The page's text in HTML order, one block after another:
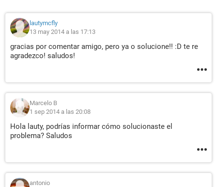
lautymcfly
13 may 2014 a las 17:13
gracias por comentar amigo, pero ya o solucione!! :D te re
agradezco! saludos!
Marcelo B
1 sep 2014 a las 20:08
Hola lauty, podrías informar cómo solucionaste el
problema? Saludos
antonio